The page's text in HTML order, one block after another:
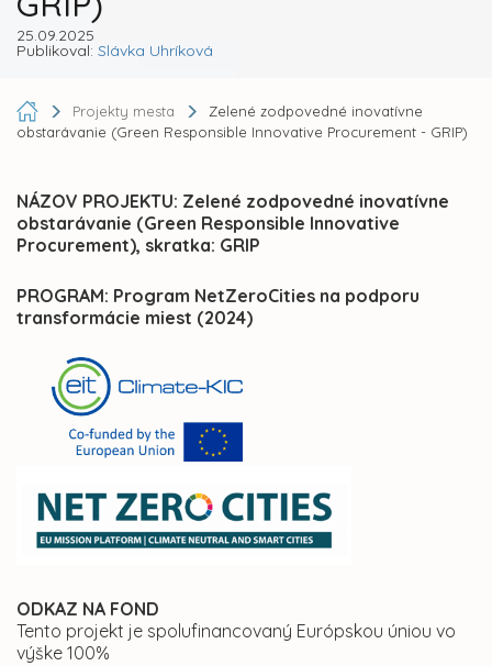
25.09.2025
Publikoval: Slávka Uhríková
Projekty mesta
Zelené zodpovedné inovatívne
obstarávanie (Green Responsible Innovative Procurement - GRIP)
NÁZOV PROJEKTU: Zelené zodpovedné inovatívne
obstarávanie (Green Responsible Innovative
Procurement), skratka: GRIP
PROGRAM: Program NetZeroCities na podporu
transformácie miest (2024)
ODKAZ NA FOND
Tento projekt je spolufinancovaný Európskou úniou vo
výške 100%